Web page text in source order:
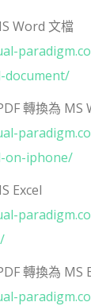
Word 文檔
document/
轉換為 MS
on-iphone/
Excel
轉換為 MS